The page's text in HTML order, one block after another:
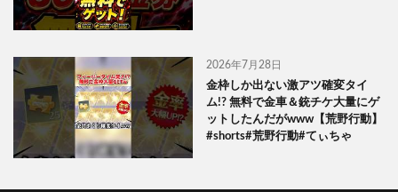
2026年7月28日
金枠しか出ない激アツ確変タイ
ム!? 無料で金車＆銃チケ大量にゲ
ットしたんだがwww【荒野行動】
#shorts#荒野行動#てぃちゃ